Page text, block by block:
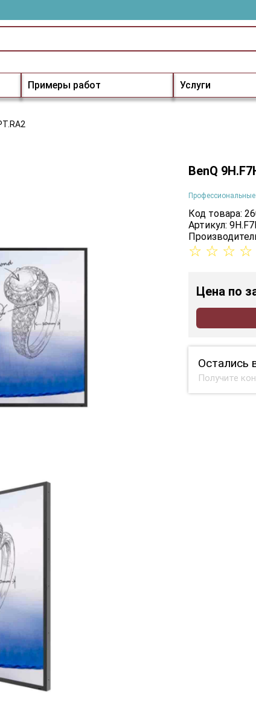
Примеры работ Услуги
BenQ
Код товара:
Артикул:
☆ ☆ ☆ ☆
Цена по
Остались
Получите